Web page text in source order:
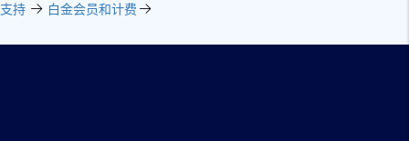
支持 白金会员和计费